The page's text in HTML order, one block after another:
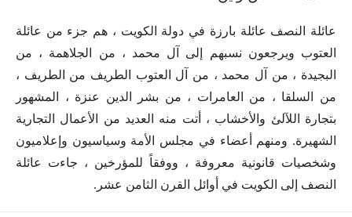
عائلة النصف عائلة بارزة في دولة الكويت ، هم جزء من عائلة
العتوب ويرجعون نسبهم إلى آل محمد ، من الجلاهمة ، من
البجيدة ، من آل محمد ، من آل العتوب الطريف من الطريف ،
من السلقا ، من العامرات ، من بشر الدين عنزة ، المشهور
بتجارة اللآلئ والأخشاب ، أتت منه العديد من الأعمال التجارية
الشهيرة. ومنهم أعضاء في مجلس الأمة وسياسيون وإعلاميون
وشخصيات قانونية معروفة ، ووفقاً للمؤرخين ، جاءت عائلة
النصف إلى الكويت في أوائل القرن الثامن عشر.